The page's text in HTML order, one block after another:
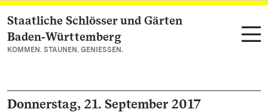
Zum Hauptinhalt springen
Staatliche Schlösser und Gärten
Baden‑Württemberg
KOMMEN. STAUNEN. GENIESSEN.
Donnerstag, 21. September 2017